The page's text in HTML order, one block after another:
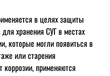
в целях защиты
хранения СУГ в местах
которые могли появиться в
или старения
коррозии, применяются